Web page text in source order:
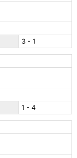
3 - 1
1 - 4